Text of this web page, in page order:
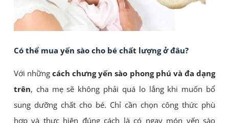
Có thể mua yến sào cho bé chất lượng ở đâu?
Với những cách chưng yến sào phong phú và đa dạng
trên, cha mẹ sẽ không phải quá lo lắng khi muốn bổ
sung dưỡng chất cho bé. Chỉ cần chọn công thức phù
hợp và thực hiện đúng cách là có ngay món yến sào